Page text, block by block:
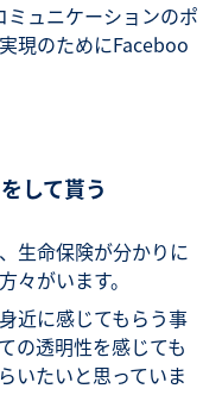
ュニケーションのポ
現のためにFaceboo
して貰う
生命保険が分かりに
々がいます。
近に感じてもらう事
の透明性を感じても
いたいと思っていま